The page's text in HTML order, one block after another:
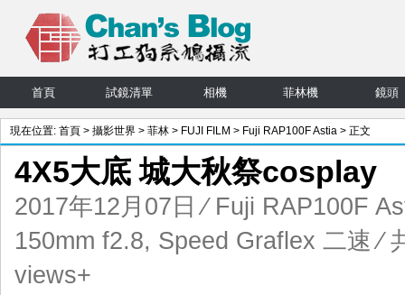
首頁 試鏡清單 相機 菲林機 鏡頭
現在位置: 首頁 > 攝影世界 > 菲林 > FUJI FILM > Fuji RAP100F Astia > 正文
4X5大底 城大秋祭cosplay
2017年12月07日 ⁄ Fuji RAP100F
150mm f2.8, Speed Graflex 二速⁄
views+